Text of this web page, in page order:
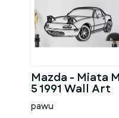
Mazda - Miata
5 1991 Wall Art
pawu